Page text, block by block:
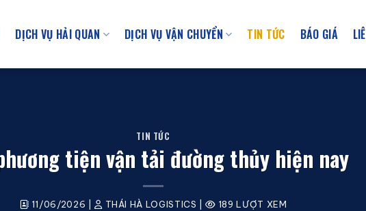
DỊCH VỤ HẢI QUAN DỊCH VỤ VẬN CHUYỂN TIN TỨC BÁO GIÁ
TIN TỨC
tiện vận tải đường thủy hiện nay
11/06/2026 | THÁI HÀ LOGISTICS | 189 LƯỢT XEM